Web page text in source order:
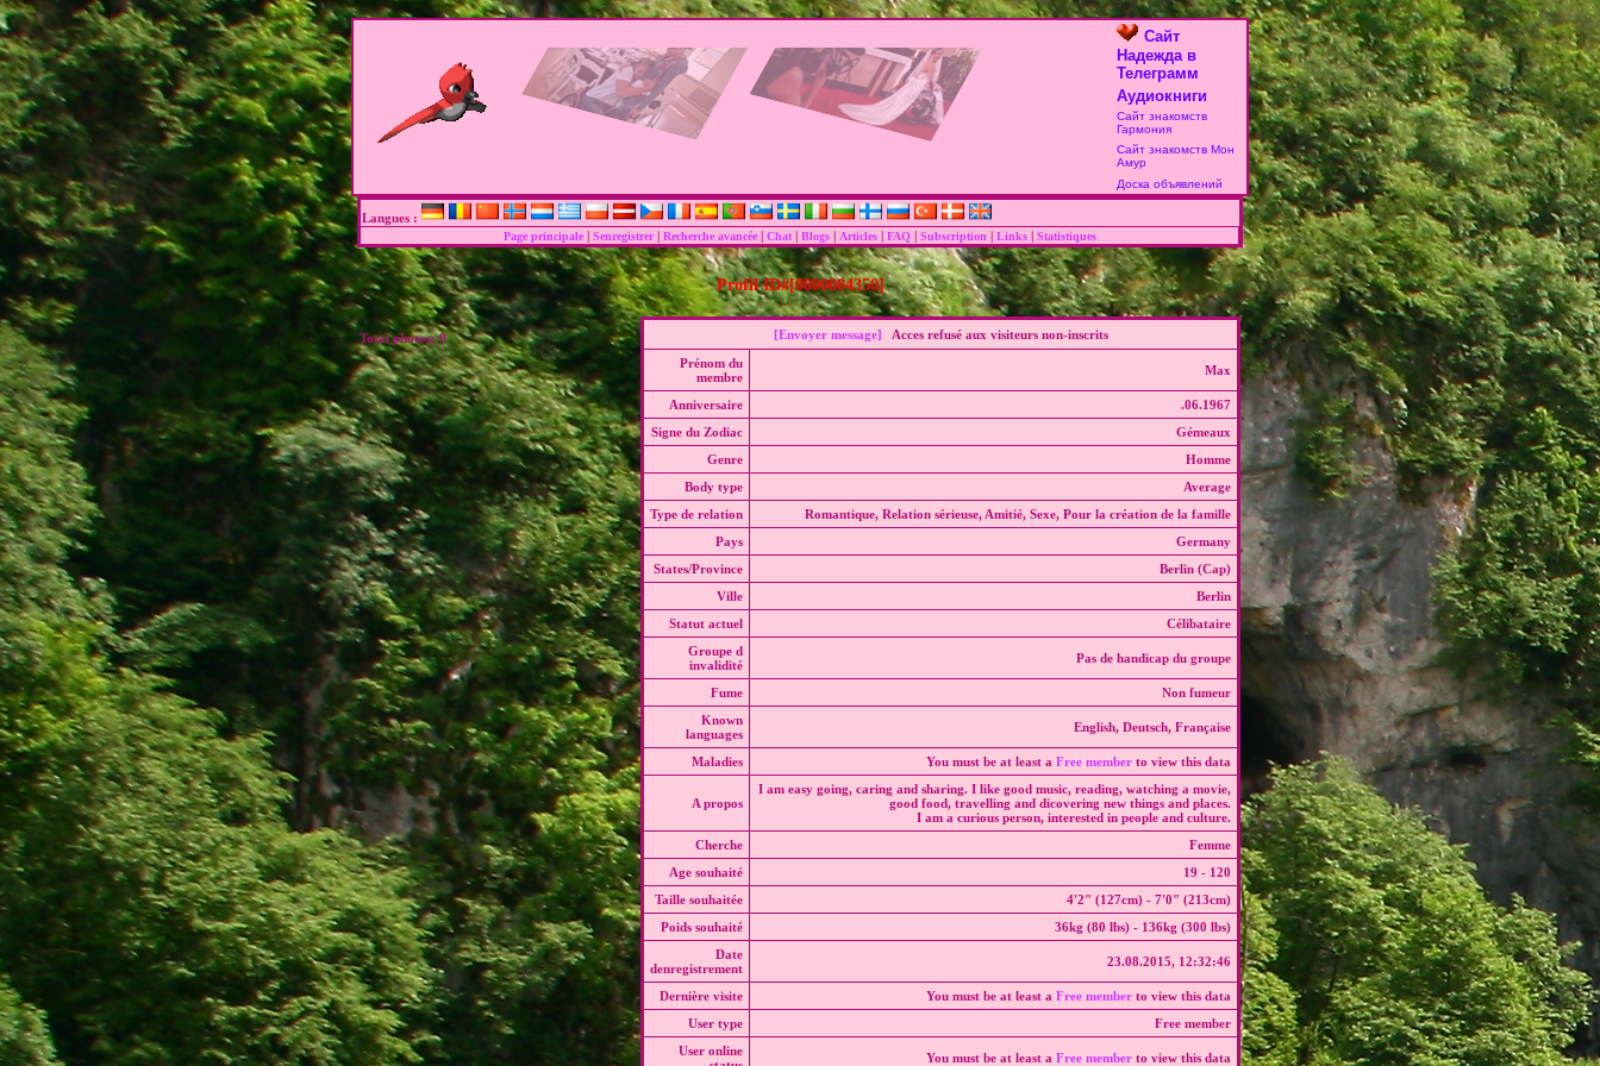
Сайт
Надежда в
Телеграмм
Аудиокниги
Сайт знакомств
Гармония
Сайт знакомств Мон
Амур
Доска объявлений
Langues :
Page principale| Senregistrer| Recherche avancée| Chat| Blogs| Articles| FAQ| Subscription | Links| Statistiques
Profil ID#[0000004350]
Total photos:0 [Envoyer message] Acces refusé aux visiteurs non-inscrits
Prénom du
membre
Max
Anniversaire
.06.1967
Signe du Zodiac
Gémeaux
Genre
Homme
Body type
Average
Type de relation
Romantique, Relation sérieuse, Amitié, Sexe, Pour la création de la famille
Pays
Germany
States/Province
Berlin (Cap)
Ville
Berlin
Statut actuel
Célibataire
Groupe d
invalidité
Pas de handicap du groupe
Fume
Non fumeur
Known
languages
English, Deutsch, Française
Maladies You must be at least a Free member to view this data
A propos
I am easy going, caring and sharing. I like good music, reading, watching a movie,
good food, travelling and dicovering new things and places.
I am a curious person, interested in people and culture.
Cherche
Femme
Age souhaité
19 - 120
Taille souhaitée
4'2" (127cm) - 7'0" (213cm)
Poids souhaité
36kg (80 lbs) - 136kg (300 lbs)
Date
denregistrement
23.08.2015, 12:32:46
Dernière visite You must be at least a Free member to view this data
User type
Free member
User online
You must be at least a Free member to view this data